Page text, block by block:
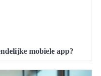
mobiele app?